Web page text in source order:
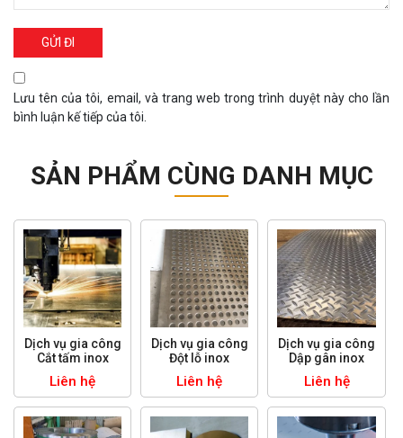
Lưu tên của tôi, email, và trang web trong trình duyệt này cho lần
bình luận kế tiếp của tôi.
SẢN PHẨM CÙNG DANH MỤC
Dịch vụ gia công
Cắt tấm inox
Liên hệ
Dịch vụ gia công
Đột lỗ inox
Liên hệ
Dịch vụ gia công
Dập gân inox
Liên hệ